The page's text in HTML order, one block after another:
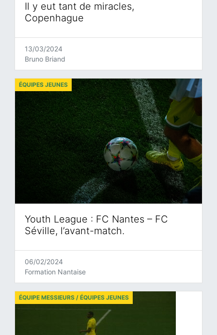
Il y eut tant de miracles,
Copenhague
13/03/2024
Bruno Briand
Youth League : FC Nantes – FC
Séville, l’avant-match.
ÉQUIPES JEUNES
06/02/2024
Formation Nantaise
ÉQUIPE MESSIEURS / ÉQUIPES JEUNES